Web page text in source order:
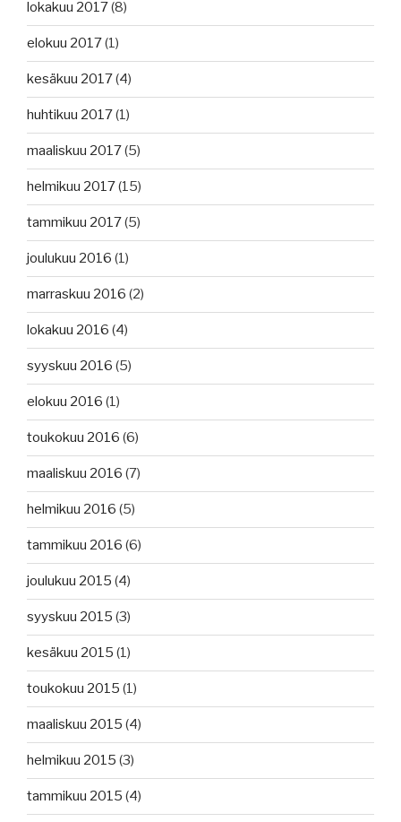
lokakuu 2017(8)
elokuu 2017(1)
kesäkuu 2017(4)
huhtikuu 2017(1)
maaliskuu 2017(5)
helmikuu 2017(15)
tammikuu 2017(5)
joulukuu 2016 (1)
marraskuu 2016 (2)
lokakuu 2016 (4)
syyskuu 2016 (5)
elokuu 2016 (1)
toukokuu 2016 (6)
maaliskuu 2016 (7)
helmikuu 2016 (5)
tammikuu 2016 (6)
joulukuu 2015 (4)
syyskuu 2015 (3)
kesäkuu 2015 (1)
toukokuu 2015 (1)
maaliskuu 2015 (4)
helmikuu 2015 (3)
tammikuu 2015 (4)